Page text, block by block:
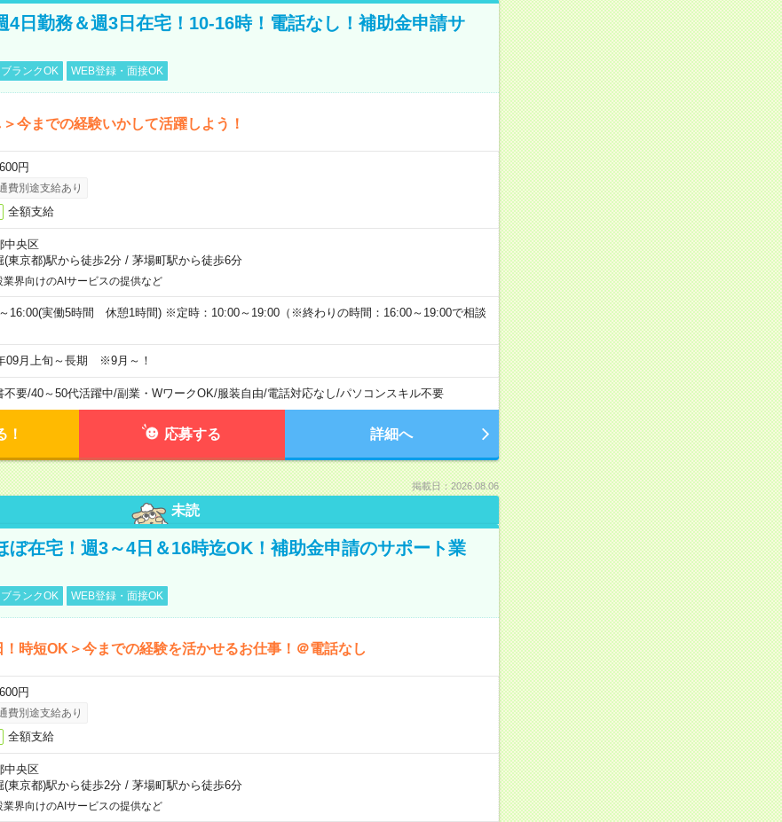
4日勤務＆週3日在宅！10-16時！電話なし！補助金申請サ
ブランクOK WEB登録・面接OK
＞今までの経験いかして活躍しよう！
円
費別途支給あり
全額支給
中央区
(東京都)駅から徒歩2分/ 茅場町駅から徒歩6分
業界向けのAIサービスの提供など
16:00(実働5時間 休憩1時間) ※定時：10:00～19:00（※終わりの時間：16:00～19:00で相談
09月上旬～長期 ※9月～！
不要/40～50代活躍中/副業・WワークOK/服装自由/電話対応なし/パソコンスキル不要
！ 応募する 詳細へ
掲載日：2026.08.06
未読
ぼ在宅！週3～4日＆16時迄OK！補助金申請のサポート業
ブランクOK WEB登録・面接OK
！時短OK＞今までの経験を活かせるお仕事！＠電話なし
円
費別途支給あり
全額支給
中央区
(東京都)駅から徒歩2分/ 茅場町駅から徒歩6分
業界向けのAIサービスの提供など